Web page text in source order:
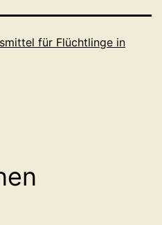
für Flüchtlinge in